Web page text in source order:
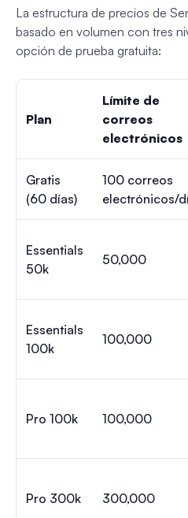
La estructura de precios de
basado en volumen con tres
opción de prueba gratuita:
Plan
Límite de
correos
electrónicos
Gratis
(60 días)
100 correos
electrónicos/
Essentials
50k
50,000
Essentials
100k
100,000
Pro 100k 100,000
Pro 300k 300,000